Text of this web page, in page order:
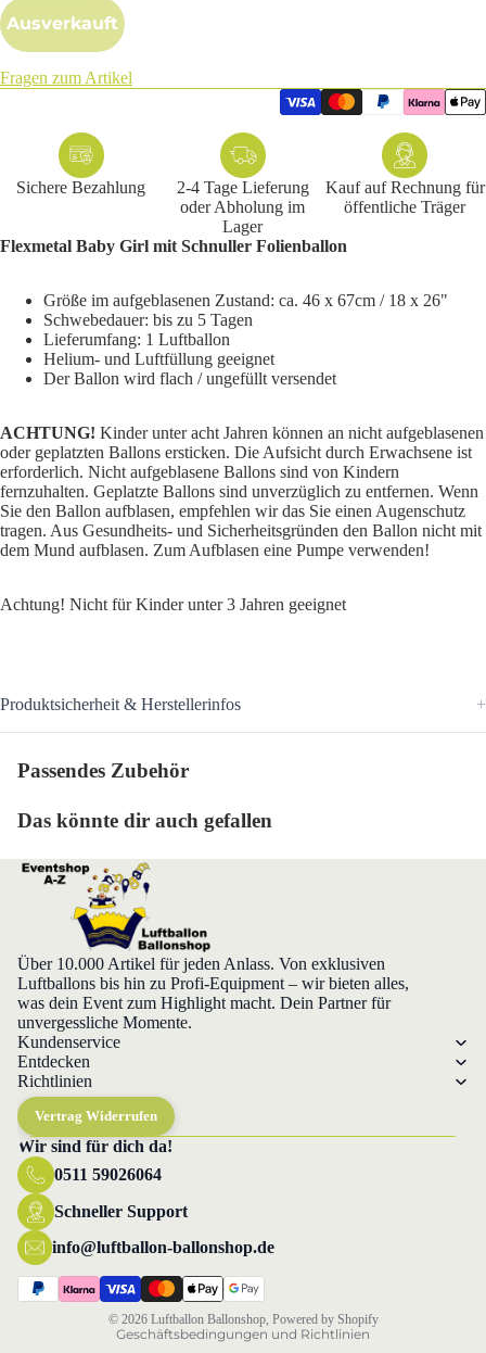
Ausverkauft
Fragen zum Artikel
Sichere Bezahlung
2-4 Tage Lieferung
oder Abholung im
Lager
Kauf auf Rechnung für
öffentliche Träger
Flexmetal Baby Girl mit Schnuller Folienballon
Größe im aufgeblasenen Zustand: ca. 46 x 67cm / 18 x 26"
Schwebedauer: bis zu 5 Tagen
Lieferumfang: 1 Luftballon
Helium- und Luftfüllung geeignet
Der Ballon wird flach / ungefüllt versendet
ACHTUNG! Kinder unter acht Jahren können an nicht aufgeblasenen
oder geplatzten Ballons ersticken. Die Aufsicht durch Erwachsene ist
erforderlich. Nicht aufgeblasene Ballons sind von Kindern
fernzuhalten. Geplatzte Ballons sind unverzüglich zu entfernen. Wenn
Sie den Ballon aufblasen, empfehlen wir das Sie einen Augenschutz
tragen. Aus Gesundheits- und Sicherheitsgründen den Ballon nicht mit
dem Mund aufblasen. Zum Aufblasen eine Pumpe verwenden!
Achtung! Nicht für Kinder unter 3 Jahren geeignet
Produktsicherheit & Herstellerinfos
Passendes Zubehör
Das könnte dir auch gefallen
Über 10.000 Artikel für jeden Anlass. Von exklusiven
Luftballons bis hin zu Profi-Equipment – wir bieten alles,
was dein Event zum Highlight macht. Dein Partner für
unvergessliche Momente.
Kundenservice
Entdecken
Richtlinien
Vertrag Widerrufen
Wir sind für dich da!
0511 59026064
Schneller Support
info@luftballon-ballonshop.de
© 2026 Luftballon Ballonshop, Powered by Shopify
Geschäftsbedingungen und Richtlinien
Datenschutzerklärung
Widerrufsrecht
AGB
Versand
Impressum